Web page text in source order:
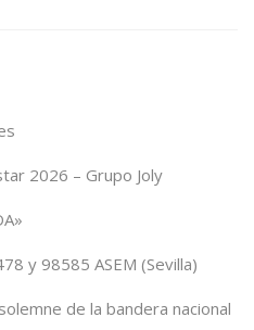
2026 – Grupo Joly
y 98585 ASEM (Sevilla)
de la bandera nacional